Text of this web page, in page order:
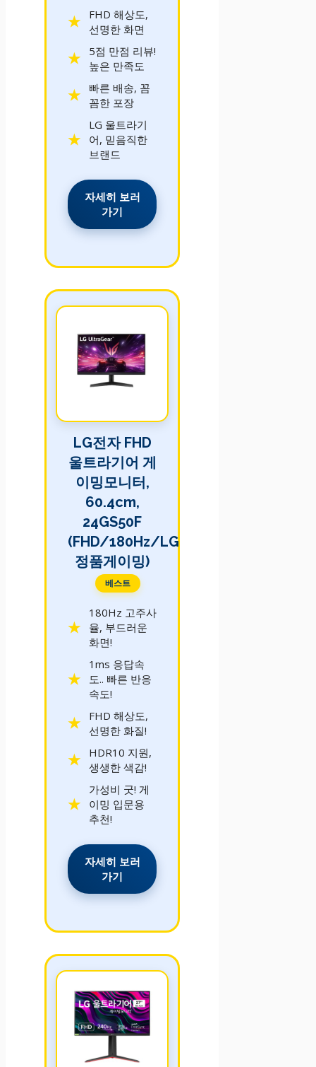
FHD 해상도,
선명한 화면
5점 만점 리뷰!
높은 만족도
빠른 배송, 꼼
꼼한 포장
LG 울트라기
어, 믿음직한
브랜드
자세히 보러
가기
LG전자 FHD
울트라기어 게
이밍모니터,
60.4cm,
24GS50F
(FHD/180Hz/LG
정품게이밍)
베스트
180Hz 고주사
율, 부드러운
화면!
1ms 응답속
도.. 빠른 반응
속도!
FHD 해상도,
선명한 화질!
HDR10 지원,
생생한 색감!
가성비 굿! 게
이밍 입문용
추천!
자세히 보러
가기